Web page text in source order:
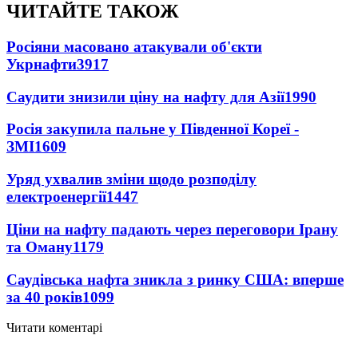
ЧИТАЙТЕ ТАКОЖ
Росіяни масовано атакували об'єкти
Укрнафти3917
Саудити знизили ціну на нафту для Азії1990
Росія закупила пальне у Південної Кореї -
ЗМІ1609
Уряд ухвалив зміни щодо розподілу
електроенергії1447
Ціни на нафту падають через переговори Ірану
та Оману1179
Саудівська нафта зникла з ринку США: вперше
за 40 років1099
Читати коментарі